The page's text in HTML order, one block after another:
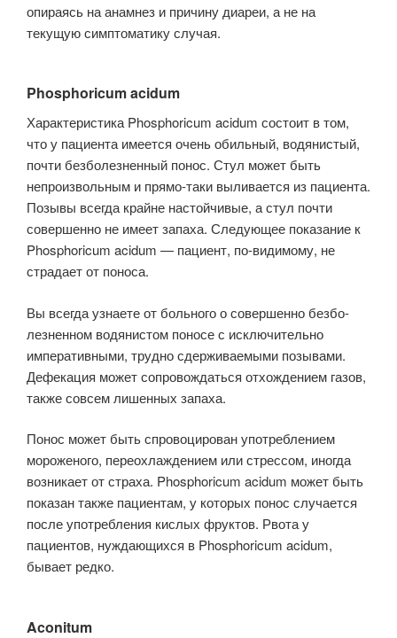
опираясь на анамнез и причину диареи, а не на
текущую симптоматику случая.
Phosphoricum acidum
Характеристика Phosphoricum acidum состоит в том,
что у пациента имеется очень обильный, водянистый,
почти безболезненный понос. Стул может быть
непроизвольным и прямо-таки выливается из пациента.
Позывы всегда крайне настойчивые, а стул почти
совершенно не имеет запаха. Следующее показание к
Phosphoricum acidum — пациент, по-видимому, не
страдает от поноса.
Вы всегда узнаете от больного о совершенно безбо­
лезненном водянистом поносе с исключительно
императивными, трудно сдерживаемыми позывами.
Дефекация может сопровождаться отхождением га­зов,
также совсем лишенных запаха.
Понос может быть спровоцирован употреблением
мороженого, переохлаждением или стрессом, иногда
возникает от страха. Phosphoricum acidum может быть
показан также пациентам, у которых понос случается
после употребления кислых фруктов. Рвота у
пациентов, нуждающихся в Phosphoricum acidum,
бывает редко.
Aconitum